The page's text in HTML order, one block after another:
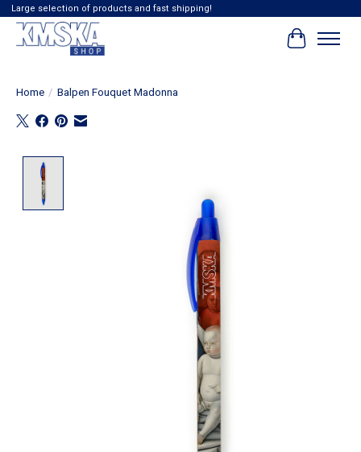
Large selection of products and fast shipping!
Home / Balpen Fouquet Madonna